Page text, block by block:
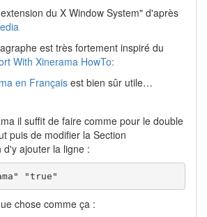
du X Window System" d'après
est très fortement inspiré du
With Xinerama HowTo:
en Français est bien sûr utile…
il suffit de faire comme pour le double
puis de modifier la Section
d'y ajouter la ligne :
"true"
chose comme ça :